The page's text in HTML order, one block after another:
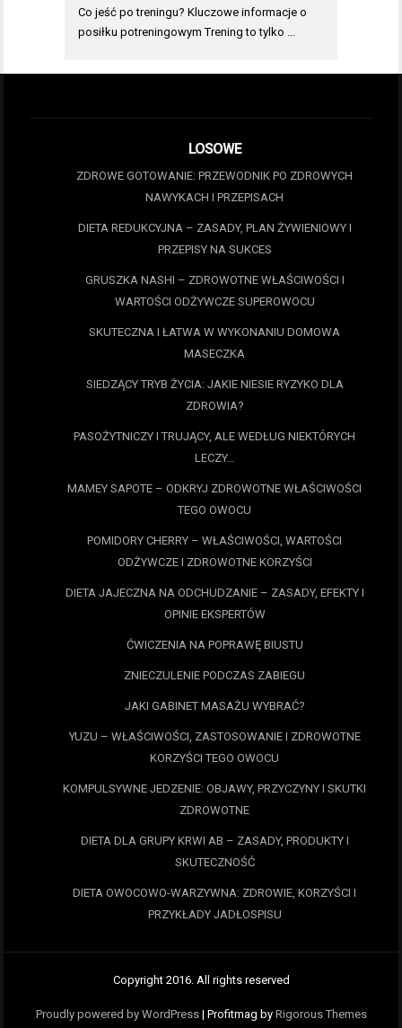
Co jeść po treningu? Kluczowe informacje o
posiłku potreningowym Trening to tylko …
LOSOWE
ZDROWE GOTOWANIE: PRZEWODNIK PO ZDROWYCH
NAWYKACH I PRZEPISACH
DIETA REDUKCYJNA – ZASADY, PLAN ŻYWIENIOWY I
PRZEPISY NA SUKCES
GRUSZKA NASHI – ZDROWOTNE WŁAŚCIWOŚCI I
WARTOŚCI ODŻYWCZE SUPEROWOCU
SKUTECZNA I ŁATWA W WYKONANIU DOMOWA
MASECZKA
SIEDZĄCY TRYB ŻYCIA: JAKIE NIESIE RYZYKO DLA
ZDROWIA?
PASOŻYTNICZY I TRUJĄCY, ALE WEDŁUG NIEKTÓRYCH
LECZY…
MAMEY SAPOTE – ODKRYJ ZDROWOTNE WŁAŚCIWOŚCI
TEGO OWOCU
POMIDORY CHERRY – WŁAŚCIWOŚCI, WARTOŚCI
ODŻYWCZE I ZDROWOTNE KORZYŚCI
DIETA JAJECZNA NA ODCHUDZANIE – ZASADY, EFEKTY I
OPINIE EKSPERTÓW
ĆWICZENIA NA POPRAWĘ BIUSTU
ZNIECZULENIE PODCZAS ZABIEGU
JAKI GABINET MASAŻU WYBRAĆ?
YUZU – WŁAŚCIWOŚCI, ZASTOSOWANIE I ZDROWOTNE
KORZYŚCI TEGO OWOCU
KOMPULSYWNE JEDZENIE: OBJAWY, PRZYCZYNY I SKUTKI
ZDROWOTNE
DIETA DLA GRUPY KRWI AB – ZASADY, PRODUKTY I
SKUTECZNOŚĆ
DIETA OWOCOWO-WARZYWNA: ZDROWIE, KORZYŚCI I
PRZYKŁADY JADŁOSPISU
Copyright 2016. All rights reserved
Proudly powered by WordPress | Profitmag by Rigorous Themes